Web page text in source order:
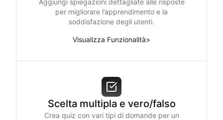
Aggiungi spiegazioni dettagliate alle risposte
per migliorare l’apprendimento e la
soddisfazione degli utenti.
Visualizza Funzionalità>
Scelta multipla e vero/falso
Crea quiz con vari tipi di domande per un